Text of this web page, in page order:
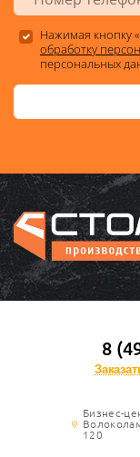
Нажимая кнопку
обработку
персональных
8
Бизнес-
120